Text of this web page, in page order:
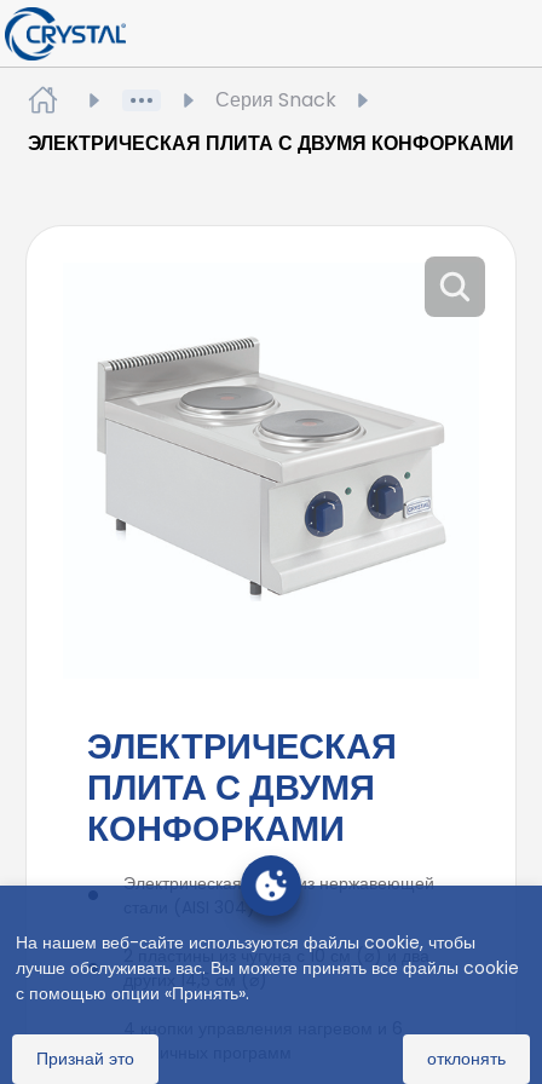
На нашем веб-сайте используются файлы cookie, чтобы
лучше обслуживать вас. Вы можете принять все файлы cookie
с помощью опции «Принять».
Признай это отклонять
Серия Snack
ЭЛЕКТРИЧЕСКАЯ ПЛИТА С ДВУМЯ КОНФОРКАМИ
ЭЛЕКТРИЧЕСКАЯ
ПЛИТА С ДВУМЯ
КОНФОРКАМИ
Электрическая плита из нержавеющей
стали (AISI 304)
2 пластины из чугуна с 10 см (⌀) и два
других 14,5 см (⌀)
4 кнопки управления нагревом и 6
различных программ